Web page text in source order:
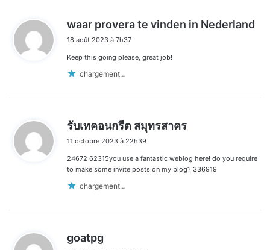
waar provera te vinden in Nederland
18 août 2023 à 7h37
Keep this going please, great job!
chargement…
รับเทคอนกรีต สมุทรสาคร
:
11 octobre 2023 à 22h39
24672 62315you use a fantastic weblog here! do you require
to make some invite posts on my blog? 336919
chargement…
goatpg